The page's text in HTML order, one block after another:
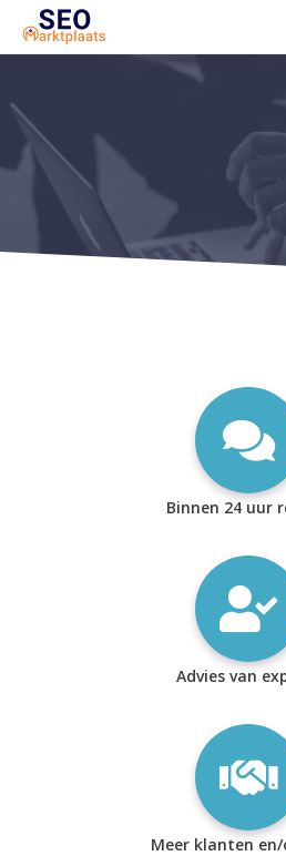
SEO tools
Marketeer bij jou
Offerte
1. Seo voor
2.
Binnen 24 uur
Advies van
Meer klanten